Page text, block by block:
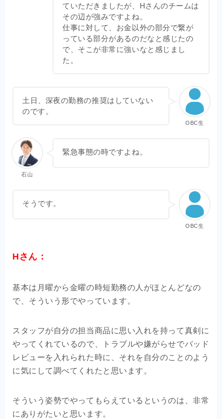
ていただきましたが、Hさんのチームは
その辺が強みですよね。
仕事に対して、お金以外の部分で繋が
っている部分があるのだなと感じたの
で、そこが非常に強いなと感じまし
た。
OBC生
土日、深夜の勤務の推奨はしていない
のです。
石山
緊急事態の時ですよね。
OBC生
そうです。
Hさん：
基本は月曜から金曜の時短勤務の人がほとんどなの
で、そういう形でやっています。
スタッフが自分の担当商品に思い入れを持って真剣に
やってくれているので、トラブルや嫌がらせでバッド
レビューを入れられた時に、それを自分のことのよう
に気にして調べてくれたと思います。
そういう姿勢でやってもらえているというのは、非常
にありがたいと思います。